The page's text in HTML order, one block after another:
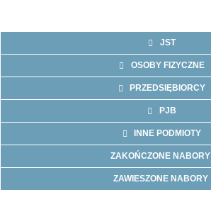
JST
OSOBY FIZYCZNE
PRZEDSIĘBIORCY
PJB
INNE PODMIOTY
ZAKOŃCZONE NABORY
ZAWIESZONE NABORY